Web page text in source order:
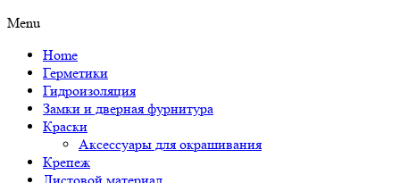
Menu
Home
Герметики
Гидроизоляция
Замки и дверная фурнитура
Краски
Аксессуары для окрашивания
Крепеж